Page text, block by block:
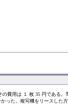
費用は １ 枚 35 円である
った。複写機をリースし